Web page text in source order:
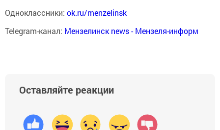
Одноклассники: ok.ru/menzelinsk
Telegram-канал: Мензелинск news - Мензеля-информ
Оставляйте реакции